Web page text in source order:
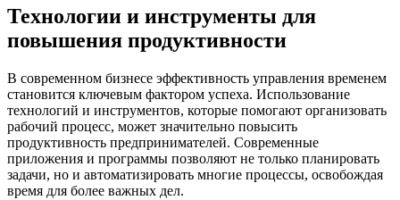
Технологии и инструменты для
повышения продуктивности
В современном бизнесе эффективность управления временем
становится ключевым фактором успеха. Использование
технологий и инструментов, которые помогают организовать
рабочий процесс, может значительно повысить
продуктивность предпринимателей. Современные
приложения и программы позволяют не только планировать
задачи, но и автоматизировать многие процессы, освобождая
время для более важных дел.